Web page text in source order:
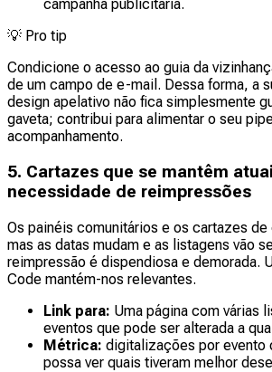
campanha publicitária.
💡 Pro tip
Condicione o acesso ao guia da
de um campo de e-mail. Dessa forma, a
design apelativo não fica simplesmente
gaveta; contribui para alimentar o seu
acompanhamento.
5. Cartazes que se mantêm
necessidade de reimpressões
Os painéis comunitários e os cartazes de
mas as datas mudam e as listagens vão
reimpressão é dispendiosa e demorada.
Code mantém-nos relevantes.
Link para: Uma página com várias
eventos que pode ser alterada a
Métrica: digitalizações por evento
possa ver quais tiveram melhor